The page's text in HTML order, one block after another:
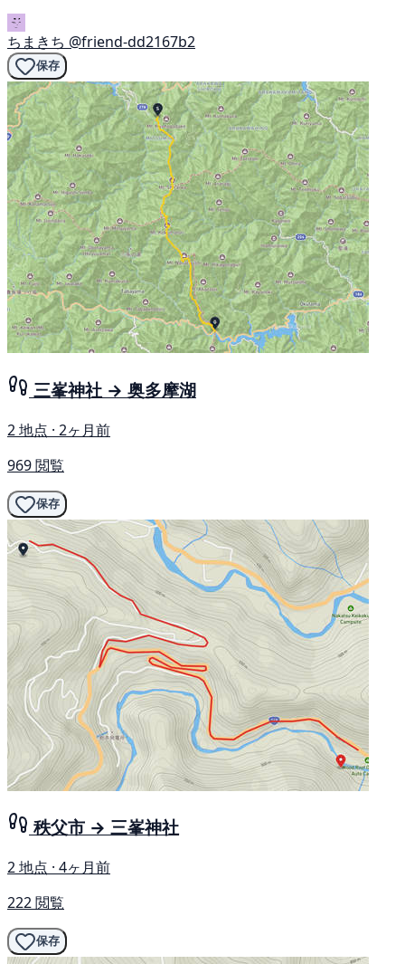
ちまきち @friend-dd2167b2
保存
三峯神社 → 奥多摩湖
2 地点 · 2ヶ月前
969 閲覧
保存
秩父市 → 三峯神社
2 地点 · 4ヶ月前
222 閲覧
保存